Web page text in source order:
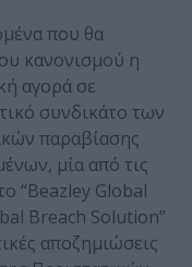
που θα
κανονισμού η
αγορά σε
συνδικάτο των
παραβίασης
μία από τις
“Beazley Global
Breach Solution”
αποζημιώσεις